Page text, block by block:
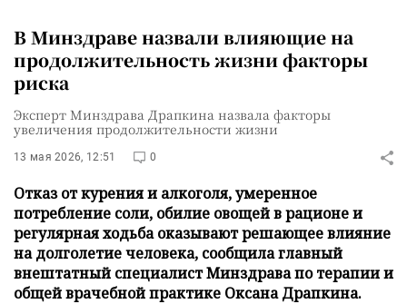
В Минздраве назвали влияющие на
продолжительность жизни факторы
риска
Эксперт Минздрава Драпкина назвала факторы
увеличения продолжительности жизни
13 мая 2026, 12:51 0
Отказ от курения и алкоголя, умеренное
потребление соли, обилие овощей в рационе и
регулярная ходьба оказывают решающее влияние
на долголетие человека, сообщила главный
внештатный специалист Минздрава по терапии и
общей врачебной практике Оксана Драпкина.